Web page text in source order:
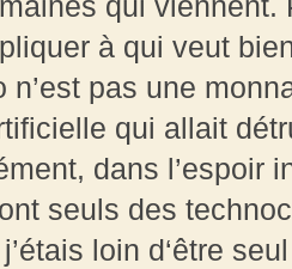
à qui veut
n’est pas une
qui allait
dans
seuls des
loin d‘être